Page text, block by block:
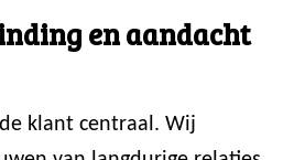
en aandacht
klant centraal. Wij